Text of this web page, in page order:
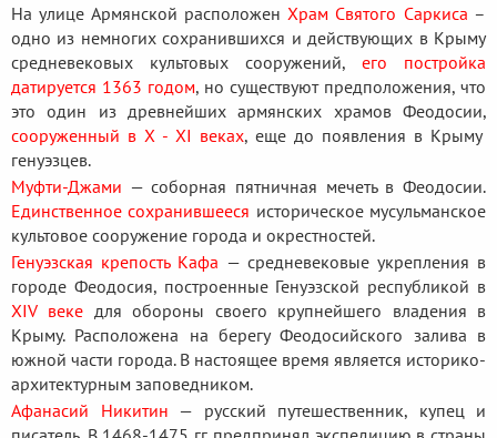
На улице Армянской расположен Храм Святого Саркиса –
одно из немногих сохранившихся и действующих в Крыму
средневековых культовых сооружений, его постройка
датируется 1363 годом, но существуют предположения, что
это один из древнейших армянских храмов Феодосии,
сооруженный в Х - ХI веках, еще до появления в Крыму
генуэзцев.
Муфти-Джами — соборная пятничная мечеть в Феодосии.
Единственное сохранившееся историческое мусульманское
культовое сооружение города и окрестностей.
Генуэзская крепость Кафа — средневековые укрепления в
городе Феодосия, построенные Генуэзской республикой в
XIV веке для обороны своего крупнейшего владения в
Крыму. Расположена на берегу Феодосийского залива в
южной части города. В настоящее время является историко-
архитектурным заповедником.
Афанасий Никитин — русский путешественник, купец и